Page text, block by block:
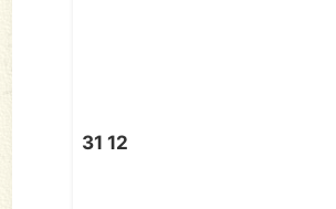
31 12